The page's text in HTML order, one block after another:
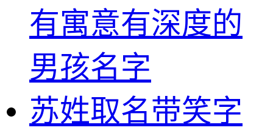
有寓意有深度的
男孩名字
苏姓取名带笑字